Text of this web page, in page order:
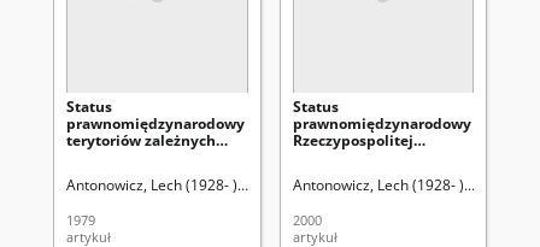
Status
prawnomiędzynarodowy
terytoriów zależnych
Antonowicz, Lech (1928- ).
Uniwersytet Marii Curie-Skłodowskiej
1979
artykuł
Status
prawnomiędzynarodowy
Rzeczypospolitej
Antonowicz, Lech (1928- ).
2000
artykuł